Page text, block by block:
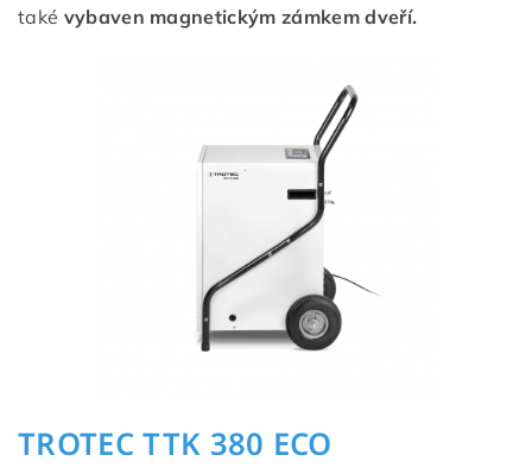
také vybaven magnetickým zámkem dveří.
TROTEC TTK 380 ECO